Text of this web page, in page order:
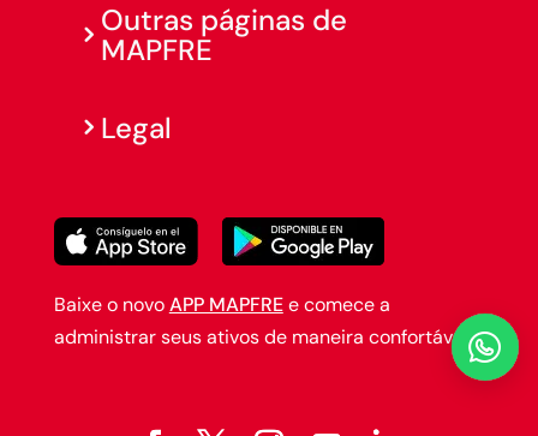
Outras páginas de
MAPFRE
Legal
Baixe o novoAPP MAPFREe comece a
administrar seus ativos de maneira confortável.